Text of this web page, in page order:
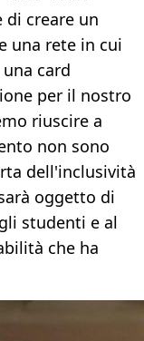
di creare un
una rete in cui
card
per il nostro
riuscire a
non sono
dell'inclusività
oggetto di
studenti e al
che ha